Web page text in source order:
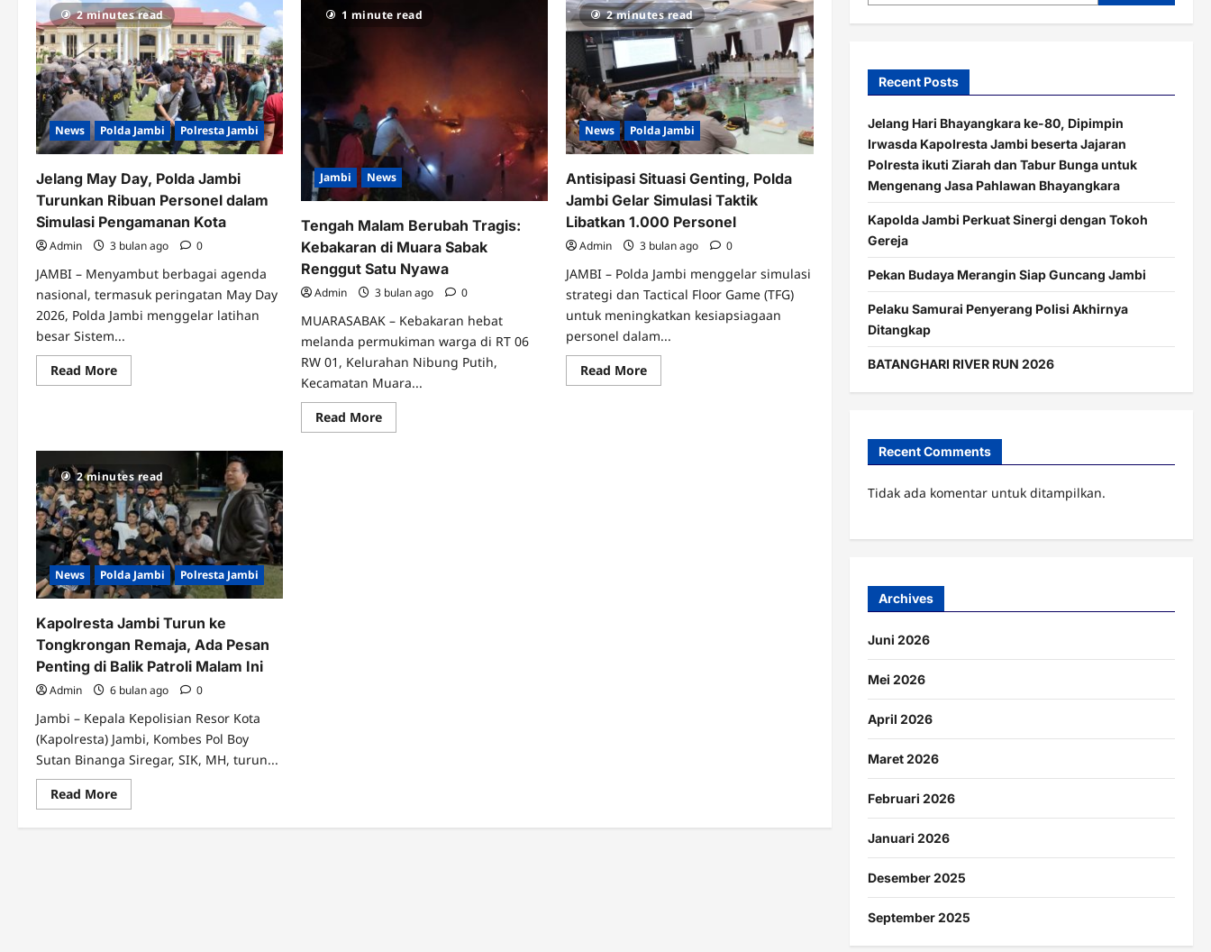
2 minutes read
News Polda Jambi Polresta Jambi
Jelang May Day, Polda Jambi
Turunkan Ribuan Personel dalam
Simulasi Pengamanan Kota
Admin 3 bulan ago 0
JAMBI – Menyambut berbagai agenda
nasional, termasuk peringatan May Day
2026, Polda Jambi menggelar latihan
besar Sistem...
Read MoreRead
more
Turunkan
Ribuan
Personel
dalam
Simulasi
Pengamanan
Kota
1 minute read
Jambi News
Tengah Malam Berubah Tragis:
Kebakaran di Muara Sabak
Renggut Satu Nyawa
Admin 3 bulan ago 0
MUARASABAK – Kebakaran hebat
melanda permukiman warga di RT 06
RW 01, Kelurahan Nibung Putih,
Kecamatan Muara...
Read MoreRead
more
2 minutes read
News Polda Jambi
Antisipasi Situasi Genting, Polda
Jambi Gelar Simulasi Taktik
Libatkan 1.000 Personel
Admin 3 bulan ago 0
JAMBI – Polda Jambi menggelar simulasi
strategi dan Tactical Floor Game (TFG)
untuk meningkatkan kesiapsiagaan
personel dalam...
Read MoreRead
more
2 minutes read
News Polda Jambi Polresta Jambi
Kapolresta Jambi Turun ke
Tongkrongan Remaja, Ada Pesan
Penting di Balik Patroli Malam Ini
Admin 6 bulan ago 0
Jambi – Kepala Kepolisian Resor Kota
(Kapolresta) Jambi, Kombes Pol Boy
Sutan Binanga Siregar, SIK, MH, turun...
Read MoreRead
more
Kapolresta
Recent Posts
Jelang Hari Bhayangkara ke-80, Dipimpin
Irwasda Kapolresta Jambi beserta Jajaran
Polresta ikuti Ziarah dan Tabur Bunga untuk
Mengenang Jasa Pahlawan Bhayangkara
Kapolda Jambi Perkuat Sinergi dengan Tokoh
Gereja
Pekan Budaya Merangin Siap Guncang Jambi
Pelaku Samurai Penyerang Polisi Akhirnya
Ditangkap
BATANGHARI RIVER RUN 2026
Recent Comments
Tidak ada komentar untuk ditampilkan.
Archives
Juni 2026
Mei 2026
April 2026
Maret 2026
Februari 2026
Januari 2026
Desember 2025
September 2025